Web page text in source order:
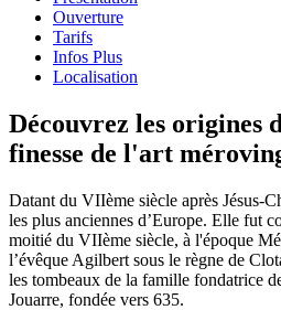
Ouverture
Tarifs
Infos Plus
Localisation
Découvrez les origines
finesse de l'art
Datant du VIIème siècle après Jésus-
les plus anciennes d’Europe. Elle fut
moitié du VIIème siècle, à l'époque
l’évêque Agilbert sous le règne de
les tombeaux de la famille fondatrice
Jouarre, fondée vers 635.